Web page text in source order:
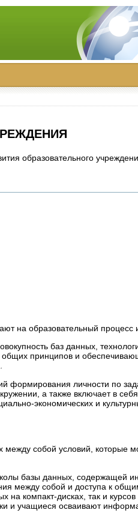
образовательного
на образовательный процесс
баз данных,
принципов и
формирования личности по
а также включает в себя
экономических и
собой условий, которые
базы данных, содержащей
между собой и доступа к
компакт-дисках, так и
и учащиеся осваивают